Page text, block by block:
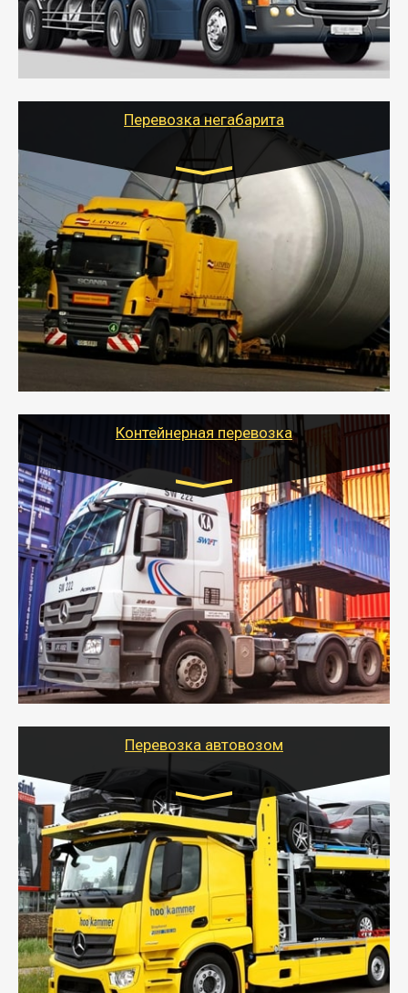
соблюдением температурного режима, работающим
термописцем, санитарной обработкой кузова и мед.
книжкой у водителя.
- Тайгер Логистик поможет быстро перевезти
скоропортящиеся продукты в любой город России с
Перевозка негабарита
Цена за км. Рассчитывается
индивидуально
- Перевозка техники и негабаритных грузов
осуществляется после получения разрешения на
перевозку (обычно 7-14 дней).
- Тайгер Логистик в короткие сроки поможет вам
качественно и безопасно перевезти негабаритные
грузы по всей России тралом, манипулятором и
другим транспортом и подобрать оптимальный
Контейнерная перевозка
Цена за км. Рассчитывается
индивидуально
- Контейнерные грузоперевозки на специальном
оборудованном транспорте быстро, качественно и
безопасно.
- Наша транспортная компания поможет
организовать доставку в порт и из порта
стандартных контейнеров на контейнеровозе,
шаландах и площадках (открытых кузовах),
используя надежные крепления.
Перевозка автовозом
Цена за км. Рассчитывается
индивидуально
- Перевозка автовозом от Тайгер Логистик – это
быстрый и безопасный способ доставить несколько
легковых автомобилей за одну поездку в другой
город.
- Наша транспортная компания организует доставку
машин автовозом, подобрав оптимальный маршрут с